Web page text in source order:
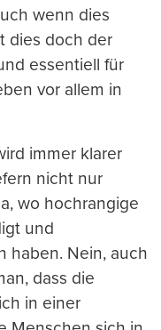
wenn dies
dies doch der
essentiell für
vor allem in
immer klarer
nicht nur
wo hochrangige
und
haben. Nein, auch
dass die
in einer